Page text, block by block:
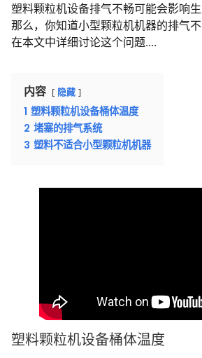
塑料颗粒机设备排气不畅可能会影响生
那么，你知道小型颗粒机机器的排气
在本文中详细讨论这个问题....
内容 隐藏
1 塑料颗粒机设备桶体温度
2 堵塞的排气系统
3 塑料不适合小型颗粒机机器
塑料颗粒机设备桶体温度